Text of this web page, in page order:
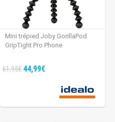
Mini trépied Joby GorillaPod
GripTight Pro Phone
61,95€ 44,99€